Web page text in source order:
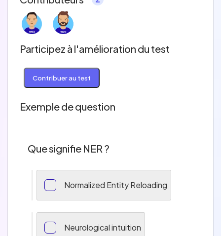
Participez à l'amélioration du test
Contribuer au test
Exemple de question
Que signifie NER ?
Normalized Entity Reloading
Neurological intuition